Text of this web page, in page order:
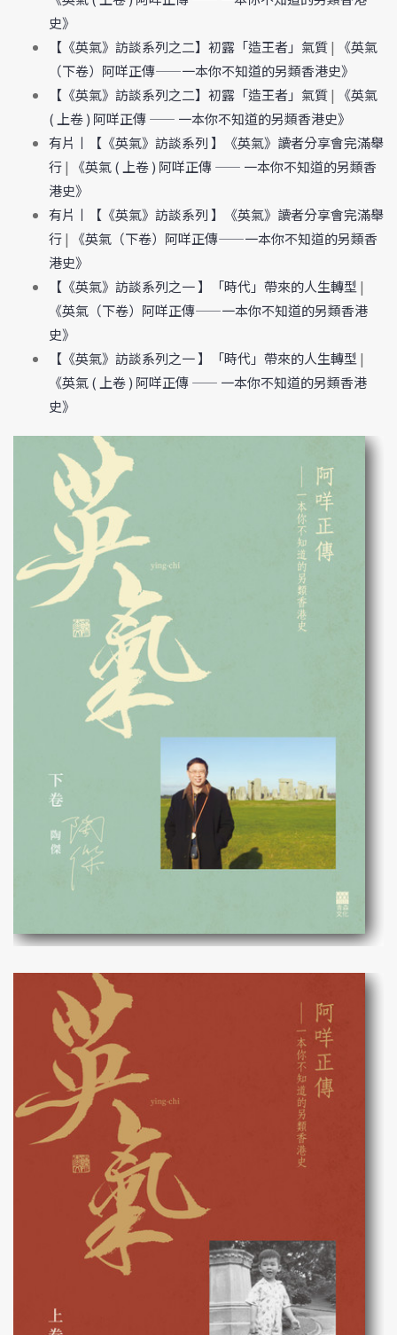
史》
【《英氣》訪談系列之二】初露「造王者」氣質|
《英氣
（下卷）阿咩正傳——一本你不知道的另類香港史》
【《英氣》訪談系列之二】初露「造王者」氣質|
《英氣
( 上卷 ) 阿咩正傳 —— 一本你不知道的另類香港史》
有片丨【《英氣》訪談系列 】《英氣》讀者分享會完滿舉
行|
《英氣 ( 上卷 ) 阿咩正傳 —— 一本你不知道的另類香
港史》
有片丨【《英氣》訪談系列 】《英氣》讀者分享會完滿舉
行|
《英氣（下卷）阿咩正傳——一本你不知道的另類香
港史》
【《英氣》訪談系列之一 】「時代」帶來的人生轉型 |
《英氣（下卷）阿咩正傳——一本你不知道的另類香港
史》
【《英氣》訪談系列之一 】「時代」帶來的人生轉型 |
《英氣 ( 上卷 ) 阿咩正傳 —— 一本你不知道的另類香港
史》